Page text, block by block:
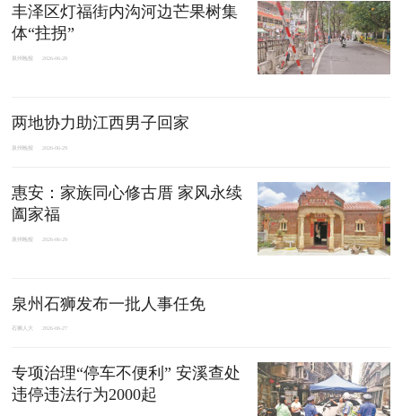
丰泽区灯福街内沟河边芒果树集
体“拄拐”
泉州晚报 2026-06-29
两地协力助江西男子回家
泉州晚报 2026-06-29
惠安：家族同心修古厝 家风永续
阖家福
泉州晚报 2026-06-29
泉州石狮发布一批人事任免
石狮人大 2026-06-27
专项治理“停车不便利” 安溪查处
违停违法行为2000起